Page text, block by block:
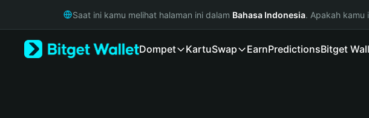
Русский
Saat ini kamu melihat halaman ini dalam Bahasa Indonesia. Apakah kamu
Dompet KartuSwap EarnPredictionsBitget